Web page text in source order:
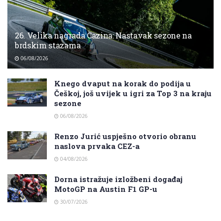
26. Velika nagrada Cazina: Nastavak sezone na
brdskim stazama
06/08/2026
Knego dvaput na korak do podija u
Češkoj, još uvijek u igri za Top 3 na kraju
sezone
06/08/2026
Renzo Jurić uspješno otvorio obranu
naslova prvaka CEZ-a
04/08/2026
Dorna istražuje izložbeni događaj
MotoGP na Austin F1 GP-u
30/07/2026